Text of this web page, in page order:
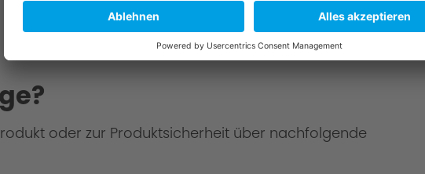
oder zur Produktsicherheit über nachfolgende